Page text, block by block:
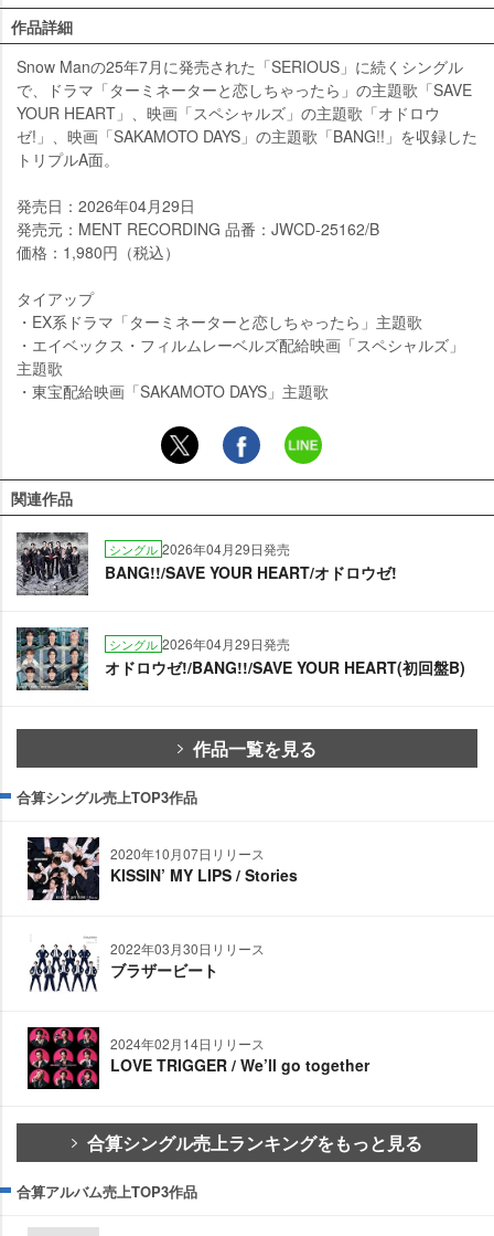
作品詳細
Snow Manの25年7月に発売された「SERIOUS」に続くシングル
で、ドラマ「ターミネーターと恋しちゃったら」の主題歌「SAVE
YOUR HEART」、映画「スペシャルズ」の主題歌「オドロウ
ゼ!」、映画「SAKAMOTO DAYS」の主題歌「BANG!!」を収録した
トリプルA面。
発売日：2026年04月29日
発売元：MENT RECORDING 品番：JWCD-25162/B
価格：1,980円（税込）
タイアップ
・EX系ドラマ「ターミネーターと恋しちゃったら」主題歌
・エイベックス・フィルムレーベルズ配給映画「スペシャルズ」
主題歌
・東宝配給映画「SAKAMOTO DAYS」主題歌
関連作品
シングル 2026年04月29日発売
BANG!!/SAVE YOUR HEART/オドロウゼ!
シングル 2026年04月29日発売
オドロウゼ!/BANG!!/SAVE YOUR HEART(初回盤B)
作品一覧を見る
合算シングル売上TOP3作品
2020年10月07日リリース
KISSIN’ MY LIPS / Stories
2022年03月30日リリース
ブラザービート
2024年02月14日リリース
LOVE TRIGGER / We’ll go together
合算シングル売上ランキングをもっと見る
合算アルバム売上TOP3作品